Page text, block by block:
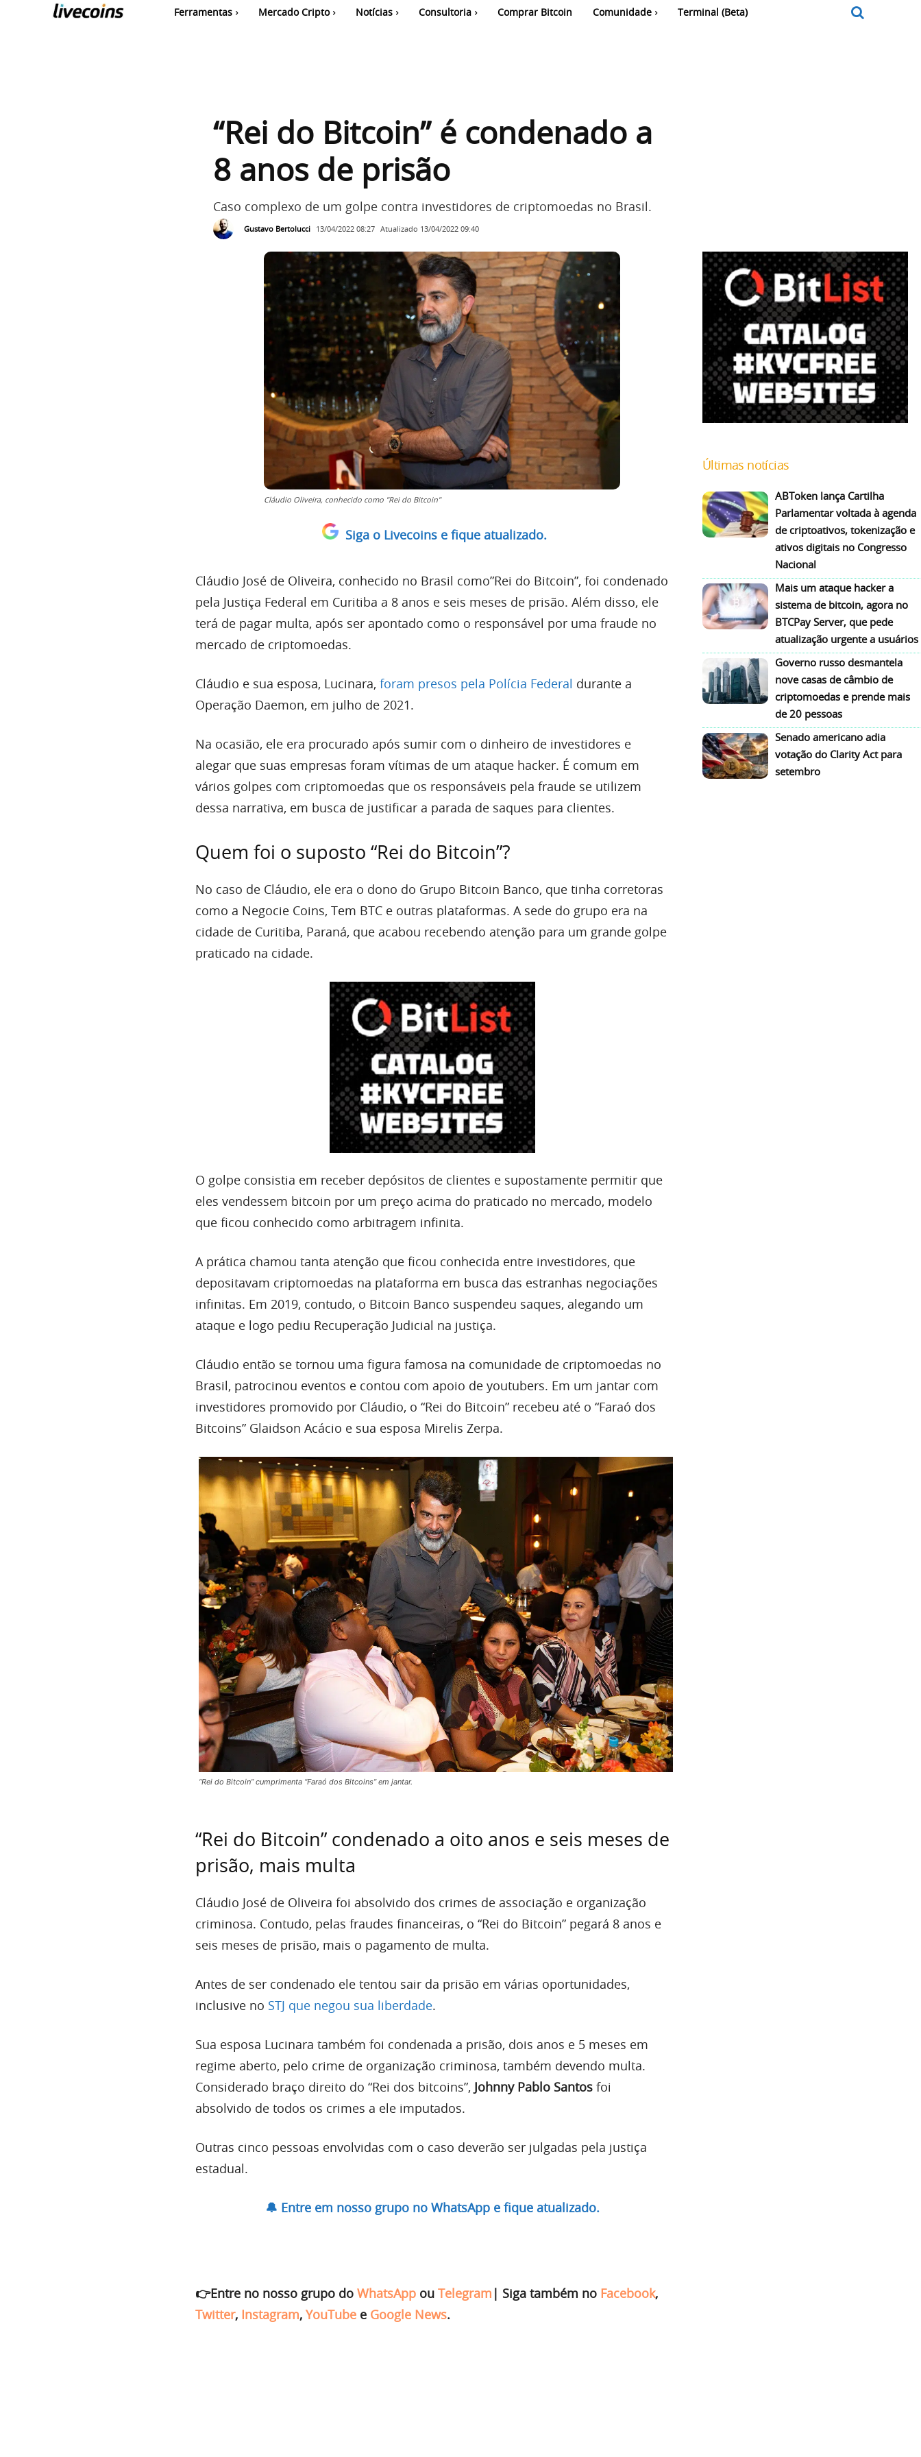
Ferramentas Mercado Cripto Notícias Consultoria Comprar Bitcoin Comunidade Terminal (Beta)
“Rei do Bitcoin” é condenado a
8 anos de prisão
Caso complexo de um golpe contra investidores de criptomoedas no Brasil.
Gustavo Bertolucci 13/04/2022 08:27 Atualizado 13/04/2022 09:40
Cláudio Oliveira, conhecido como "Rei do Bitcoin"
Siga o Livecoins e fique atualizado.
Cláudio José de Oliveira, conhecido no Brasil como”Rei do Bitcoin”, foi condenado
pela Justiça Federal em Curitiba a 8 anos e seis meses de prisão. Além disso, ele
terá de pagar multa, após ser apontado como o responsável por uma fraude no
mercado de criptomoedas.
Cláudio e sua esposa, Lucinara, foram presos pela Polícia Federal durante a
Operação Daemon, em julho de 2021.
Na ocasião, ele era procurado após sumir com o dinheiro de investidores e
alegar que suas empresas foram vítimas de um ataque hacker. É comum em
vários golpes com criptomoedas que os responsáveis pela fraude se utilizem
dessa narrativa, em busca de justificar a parada de saques para clientes.
Quem foi o suposto “Rei do Bitcoin”?
No caso de Cláudio, ele era o dono do Grupo Bitcoin Banco, que tinha corretoras
como a Negocie Coins, Tem BTC e outras plataformas. A sede do grupo era na
cidade de Curitiba, Paraná, que acabou recebendo atenção para um grande golpe
praticado na cidade.
O golpe consistia em receber depósitos de clientes e supostamente permitir que
eles vendessem bitcoin por um preço acima do praticado no mercado, modelo
que ficou conhecido como arbitragem infinita.
A prática chamou tanta atenção que ficou conhecida entre investidores, que
depositavam criptomoedas na plataforma em busca das estranhas negociações
infinitas. Em 2019, contudo, o Bitcoin Banco suspendeu saques, alegando um
ataque e logo pediu Recuperação Judicial na justiça.
Cláudio então se tornou uma figura famosa na comunidade de criptomoedas no
Brasil, patrocinou eventos e contou com apoio de youtubers. Em um jantar com
investidores promovido por Cláudio, o “Rei do Bitcoin” recebeu até o “Faraó dos
Bitcoins” Glaidson Acácio e sua esposa Mirelis Zerpa.
“Rei do Bitcoin” cumprimenta “Faraó dos Bitcoins” em jantar.
“Rei do Bitcoin” condenado a oito anos e seis meses de
prisão, mais multa
Cláudio José de Oliveira foi absolvido dos crimes de associação e organização
criminosa. Contudo, pelas fraudes financeiras, o “Rei do Bitcoin” pegará 8 anos e
seis meses de prisão, mais o pagamento de multa.
Antes de ser condenado ele tentou sair da prisão em várias oportunidades,
inclusive no STJ que negou sua liberdade.
Sua esposa Lucinara também foi condenada a prisão, dois anos e 5 meses em
regime aberto, pelo crime de organização criminosa, também devendo multa.
Considerado braço direito do “Rei dos bitcoins”, Johnny Pablo Santos foi
absolvido de todos os crimes a ele imputados.
Outras cinco pessoas envolvidas com o caso deverão ser julgadas pela justiça
estadual.
🔔 Entre em nosso grupo no WhatsApp e fique atualizado.
👉Entre no nosso grupo do WhatsApp ou Telegram | Siga também no Facebook,
Twitter, Instagram, YouTube e Google News.
Últimas notícias
ABToken lança Cartilha
Parlamentar voltada à agenda
de criptoativos, tokenização e
ativos digitais no Congresso
Nacional
Mais um ataque hacker a
sistema de bitcoin, agora no
BTCPay Server, que pede
atualização urgente a usuários
Governo russo desmantela
nove casas de câmbio de
criptomoedas e prende mais
de 20 pessoas
Senado americano adia
votação do Clarity Act para
setembro